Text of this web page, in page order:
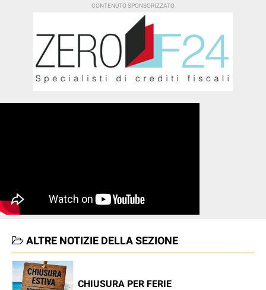
ALTRE NOTIZIE DELLA SEZIONE
CHIUSURA PER FERIE